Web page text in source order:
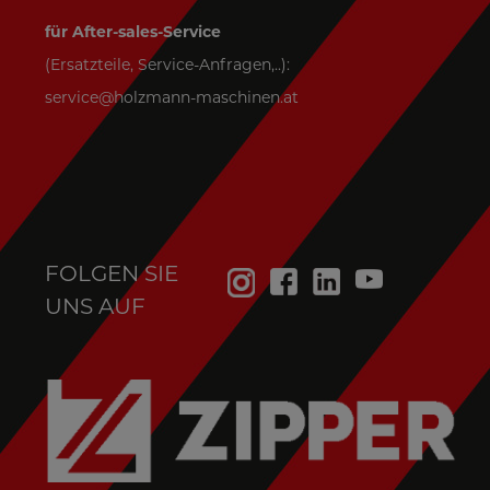
für After-sales-Service
(Ersatzteile, Service-Anfragen,..):
service@holzmann-maschinen.at
FOLGEN SIE
UNS AUF